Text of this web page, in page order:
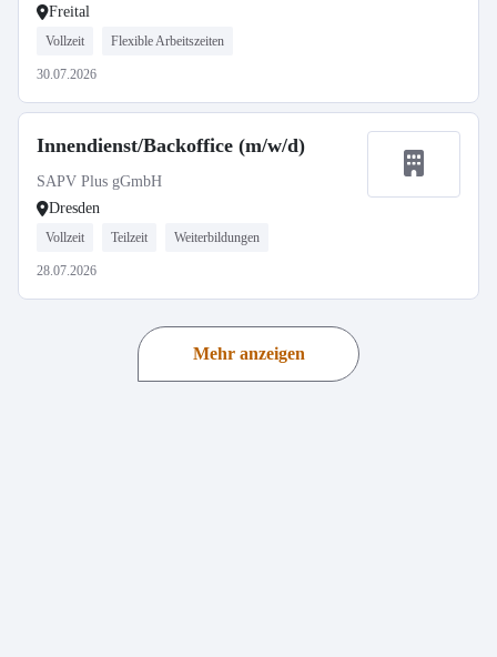
Freital
Vollzeit Flexible Arbeitszeiten
30.07.2026
Innendienst/Backoffice (m/w/d)
SAPV Plus gGmbH
Dresden
Vollzeit Teilzeit Weiterbildungen
28.07.2026
Mehr anzeigen